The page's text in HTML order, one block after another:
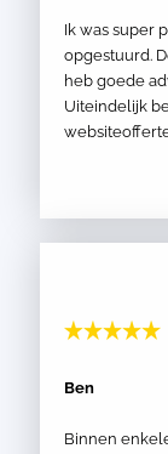
Ik was super
opgestuurd.
heb goede
Uiteindelijk
Ben
Binnen